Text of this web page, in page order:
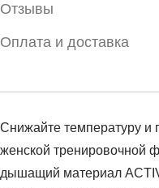
Отзывы
Оплата и доставка
Снижайте температуру и
женской тренировочной
дышащий материал